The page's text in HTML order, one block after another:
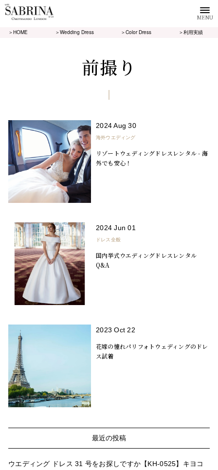
MENU
＞HOME ＞Wedding Dress ＞Color Dress ＞利用実績
前撮り
2024 Aug 30
海外ウエディング
リゾートウェディングドレスレンタル - 海
外でも安心！
2024 Jun 01
ドレス全般
国内挙式ウエディングドレスレンタル
Q&A
2023 Oct 22
花嫁の憧れパリフォトウェディングのドレ
ス試着
最近の投稿
ウエディング ドレス 31 号をお探しですか【KH-0525】キヨコ